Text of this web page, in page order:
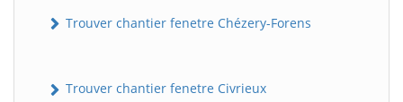
Trouver chantier fenetre Chézery-Forens
Trouver chantier fenetre Civrieux